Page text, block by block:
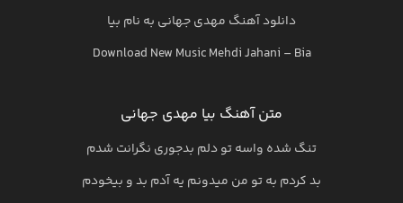
دانلود آهنگ مهدی جهانی به نام بیا
Download New MusicMehdi Jahani – Bia
متن آهنگ بیا مهدی جهانی
تنگ شده واسه تو دلم بدجوری نگرانت شدم
بد کردم به تو من میدونم یه آدم بد و بیخودم